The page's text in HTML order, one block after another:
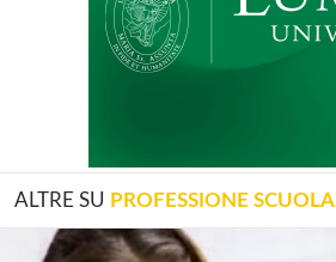
ALTRE SU PROFESSIONE SCUOLA